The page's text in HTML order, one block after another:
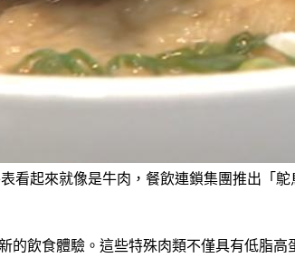
看起來就像是牛肉，餐飲連鎖集團推出「鴕
的飲食體驗。這些特殊肉類不僅具有低脂